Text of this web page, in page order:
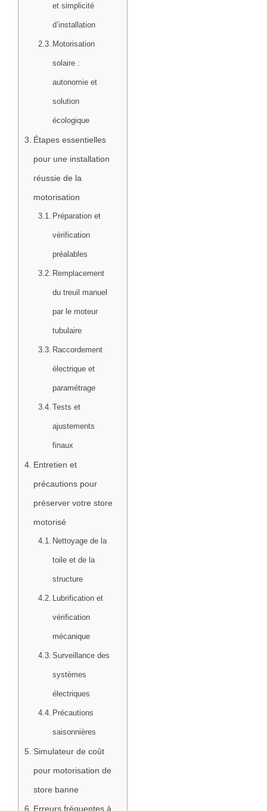
et simplicité
d’installation
Motorisation
solaire :
autonomie et
solution
écologique
Étapes essentielles
pour une installation
réussie de la
motorisation
Préparation et
vérification
préalables
Remplacement
du treuil manuel
par le moteur
tubulaire
Raccordement
électrique et
paramétrage
Tests et
ajustements
finaux
Entretien et
précautions pour
préserver votre store
motorisé
Nettoyage de la
toile et de la
structure
Lubrification et
vérification
mécanique
Surveillance des
systèmes
électriques
Précautions
saisonnières
Simulateur de coût
pour motorisation de
store banne
Erreurs fréquentes à